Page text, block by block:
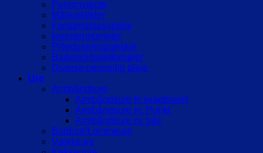
Personvægte
Målearktikler
Forstørrelsesspejle
kropstermometer
Pilledoseringsæsker
Badestol/toiletforhøjer
Diverse personlig pleje
Ure
Armbåndsure
Armbåndsure til svagtsynet
Armbåndsure m. Punkt
Armbåndsure m. tale
Bordure/Lommeure
Vækkeure